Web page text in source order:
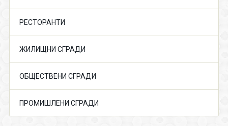
РЕСТОРАНТИ
ЖИЛИЩНИ СГРАДИ
ОБЩЕСТВЕНИ СГРАДИ
ПРОМИШЛЕНИ СГРАДИ